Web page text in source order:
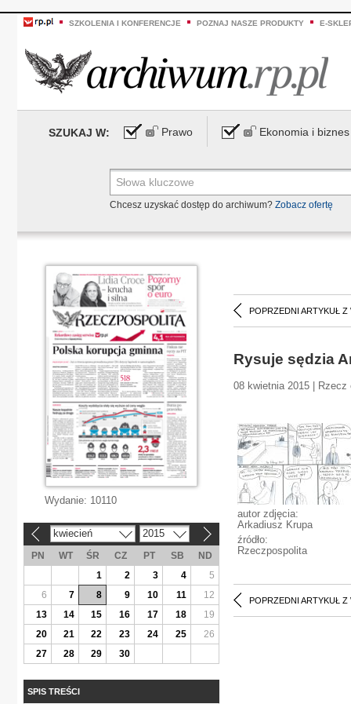
SZKOLENIA I KONFERENCJE POZNAJ NASZE PRODUKTY E-
SZUKAJ W: Prawo Ekonomia i biznes
Chcesz uzyskać dostęp do archiwum? Zobacz ofertę
POPRZEDNI ARTYKUŁ Z
Rysuje sędzia
08 kwietnia 2015 | Rzecz
autor zdjęcia:
Arkadiusz Krupa
źródło:
Rzeczpospolita
POPRZEDNI ARTYKUŁ Z
Wydanie: 10110
kwiecień 2015
PN WT ŚR CZ PT SB
ND
1
2 3 4
5
6
7 8 9 10 11
12
13
14 15 16 17 18
19
20
21 22 23 24 25
26
27
28 29 30
SPIS TREŚCI